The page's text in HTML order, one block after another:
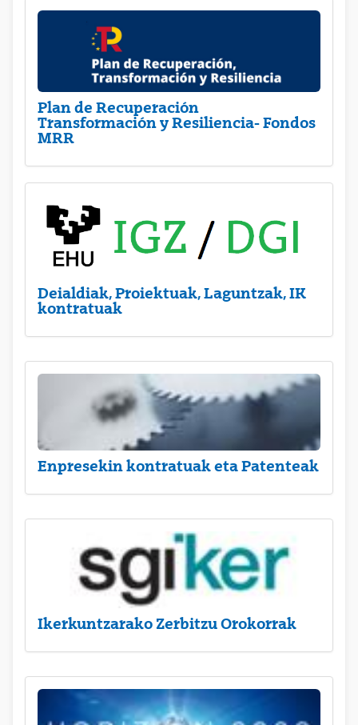
Plan de Recuperación
Transformación y Resiliencia- Fondos
MRR
Deialdiak, Proiektuak, Laguntzak, IK
kontratuak
Enpresekin kontratuak eta Patenteak
Ikerkuntzarako Zerbitzu Orokorrak